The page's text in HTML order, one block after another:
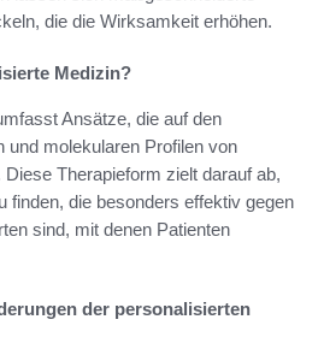
die die Wirksamkeit erhöhen.
Medizin?
Ansätze, die auf den
und molekularen Profilen von
Therapieform zielt darauf ab,
finden, die besonders effektiv gegen
sind, mit denen Patienten
der personalisierten